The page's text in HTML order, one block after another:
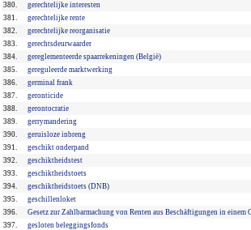
380.
gerechtelijke interesten
381.
gerechtelijke rente
382.
gerechtelijke reorganisatie
383.
gerechtsdeurwaarder
384.
gereglementeerde spaarrekeningen (België)
385.
gereguleerde marktwerking
386.
germinal frank
387.
geronticide
388.
gerontocratie
389.
gerrymandering
390.
geruisloze inbreng
391.
geschikt onderpand
392.
geschiktheidstest
393.
geschiktheidstoets
394.
geschiktheidstoets (DNB)
395.
geschillenloket
396.
Gesetz zur Zahlbarmachung von Renten aus Beschäftigungen in einem
397.
gesloten beleggingsfonds